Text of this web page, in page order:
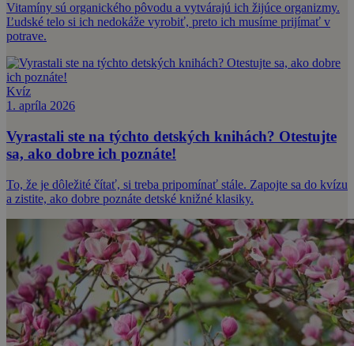
Vitamíny sú organického pôvodu a vytvárajú ich žijúce organizmy.
Ľudské telo si ich nedokáže vyrobiť, preto ich musíme prijímať v
potrave.
Kvíz
1. apríla 2026
Vyrastali ste na týchto detských knihách? Otestujte
sa, ako dobre ich poznáte!
To, že je dôležité čítať, si treba pripomínať stále. Zapojte sa do kvízu
a zistite, ako dobre poznáte detské knižné klasiky.